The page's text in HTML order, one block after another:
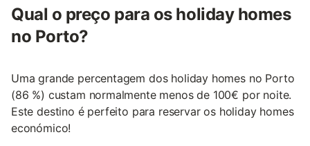
Qual o preço para os holiday homes
no Porto?
Uma grande percentagem dos holiday homes no Porto
(86 %) custam normalmente menos de 100€ por noite.
Este destino é perfeito para reservar os holiday homes
económico!